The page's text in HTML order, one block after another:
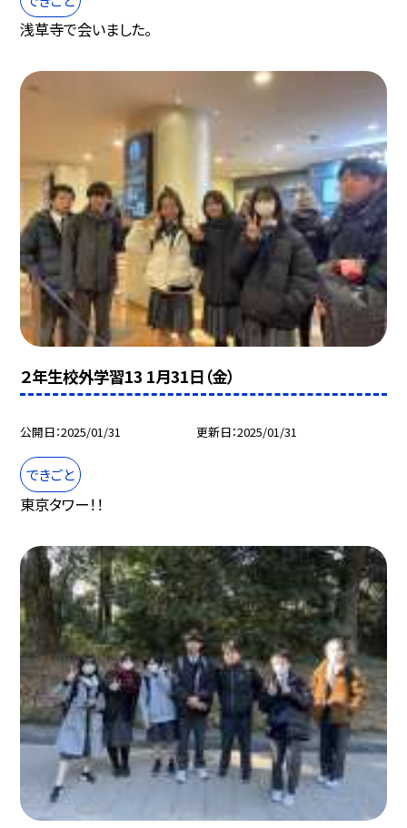
浅草寺で会いました。
２年生校外学習13 1月31日（金）
公開日 2025/01/31 更新日 2025/01/31
できごと
東京タワー！！